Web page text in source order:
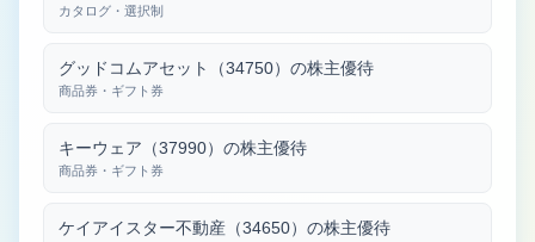
カタログ・選択制
グッドコムアセット（34750）の株主優待
商品券・ギフト券
キーウェア（37990）の株主優待
商品券・ギフト券
ケイアイスター不動産（34650）の株主優待